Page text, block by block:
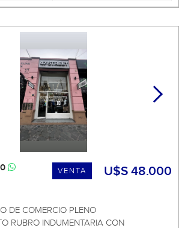
U$S 48.000
VENTA
DE COMERCIO PLENO
RUBRO INDUMENTARIA CON